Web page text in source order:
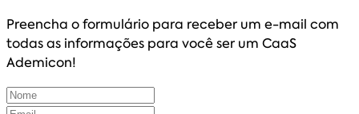
Preencha o formulário para receber um e-mail com
todas as informações para você ser um CaaS
Ademicon!